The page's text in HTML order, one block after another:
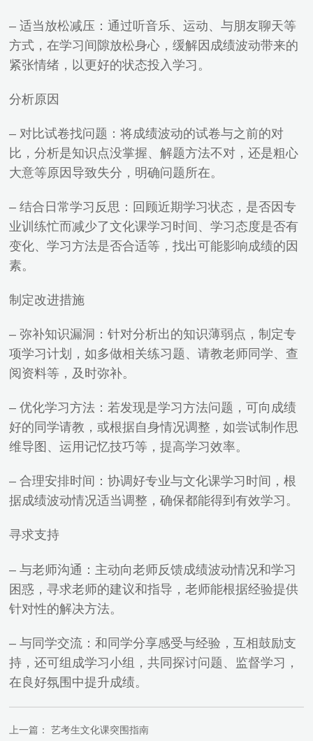
– 适当放松减压：通过听音乐、运动、与朋友聊天等
方式，在学习间隙放松身心，缓解因成绩波动带来的
紧张情绪，以更好的状态投入学习。
分析原因
– 对比试卷找问题：将成绩波动的试卷与之前的对
比，分析是知识点没掌握、解题方法不对，还是粗心
大意等原因导致失分，明确问题所在。
– 结合日常学习反思：回顾近期学习状态，是否因专
业训练忙而减少了文化课学习时间、学习态度是否有
变化、学习方法是否合适等，找出可能影响成绩的因
素。
制定改进措施
– 弥补知识漏洞：针对分析出的知识薄弱点，制定专
项学习计划，如多做相关练习题、请教老师同学、查
阅资料等，及时弥补。
– 优化学习方法：若发现是学习方法问题，可向成绩
好的同学请教，或根据自身情况调整，如尝试制作思
维导图、运用记忆技巧等，提高学习效率。
– 合理安排时间：协调好专业与文化课学习时间，根
据成绩波动情况适当调整，确保都能得到有效学习。
寻求支持
– 与老师沟通：主动向老师反馈成绩波动情况和学习
困惑，寻求老师的建议和指导，老师能根据经验提供
针对性的解决方法。
– 与同学交流：和同学分享感受与经验，互相鼓励支
持，还可组成学习小组，共同探讨问题、监督学习，
在良好氛围中提升成绩。
上一篇：
艺考生文化课突围指南